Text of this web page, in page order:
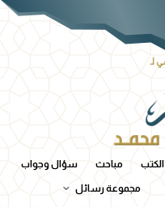
الكتب مباحث سؤال وجواب
مجموعة رسائل